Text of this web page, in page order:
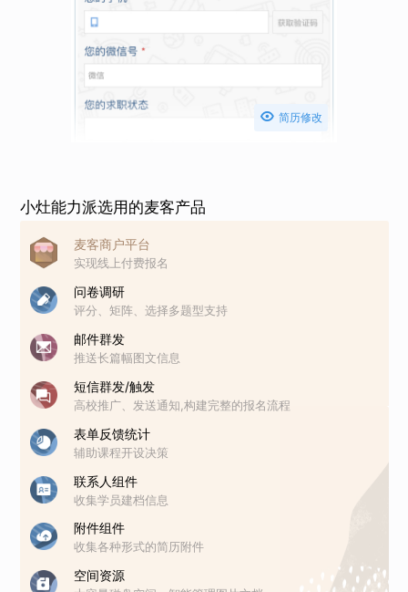
 简历修改
小灶能力派选用的麦客产品
麦客商户平台
实现线上付费报名
问卷调研
评分、矩阵、选择多题型支持
邮件群发
推送长篇幅图文信息
短信群发/触发
高校推广、发送通知,构建完整的报名流程
表单反馈统计
辅助课程开设决策
联系人组件
收集学员建档信息
附件组件
收集各种形式的简历附件
空间资源